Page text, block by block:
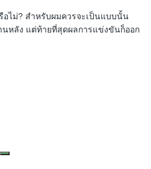
อไม่? สำหรับผมควรจะเป็นแบบนั้น
หลัง แต่ท้ายที่สุดผลการแข่งขันก็ออก